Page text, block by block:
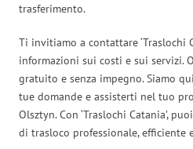
trasferimento.
Ti invitiamo a contattare ‘Traslochi
informazioni sui costi e sui servizi.
gratuito e senza impegno. Siamo
tue domande e assisterti nel tuo
Olsztyn. Con ‘Traslochi Catania’,
di trasloco professionale, efficiente